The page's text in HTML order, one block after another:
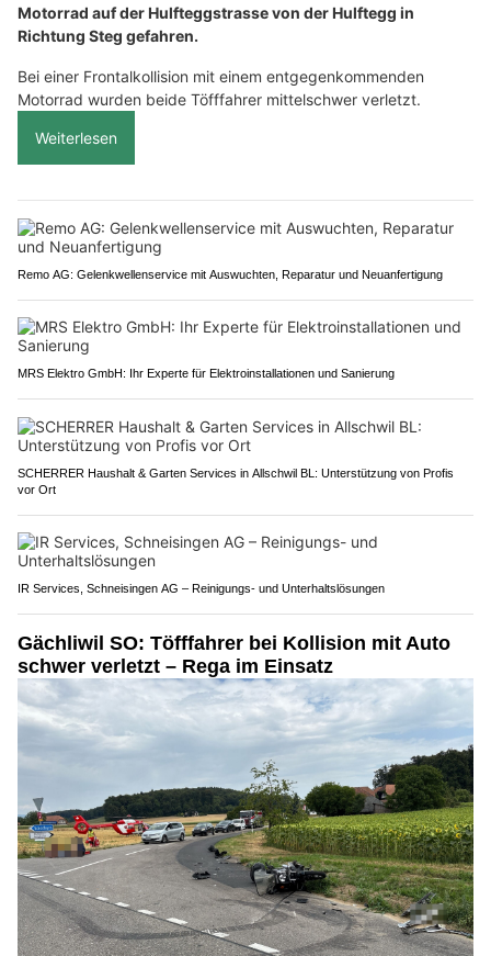
Motorrad auf der Hulfteggstrasse von der Hulftegg in
Richtung Steg gefahren.
Bei einer Frontalkollision mit einem entgegenkommenden
Motorrad wurden beide Töfffahrer mittelschwer verletzt.
Weiterlesen
Remo AG: Gelenkwellenservice mit Auswuchten, Reparatur und Neuanfertigung
MRS Elektro GmbH: Ihr Experte für Elektroinstallationen und Sanierung
SCHERRER Haushalt & Garten Services in Allschwil BL: Unterstützung von Profis
vor Ort
IR Services, Schneisingen AG – Reinigungs- und Unterhaltslösungen
Gächliwil SO: Töfffahrer bei Kollision mit Auto
schwer verletzt – Rega im Einsatz